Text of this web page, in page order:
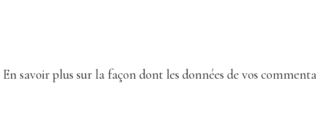
En savoir plus sur la façon dont les données de vos